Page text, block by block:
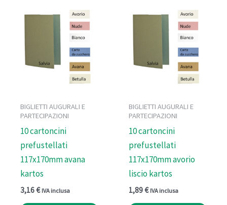
BIGLIETTI AUGURALI E
PARTECIPAZIONI
10 cartoncini
prefustellati
117x170mm avana
kartos
3,16€ IVA inclusa
BIGLIETTI AUGURALI E
PARTECIPAZIONI
10 cartoncini
prefustellati
117x170mm avorio
liscio kartos
1,89€ IVA inclusa